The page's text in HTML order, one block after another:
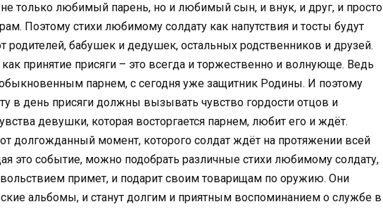
только любимый парень, но и любимый сын, и внук, и друг, и просто
Поэтому стихи любимому солдату как напутствия и тосты будут
родителей, бабушек и дедушек, остальных родственников и друзей.
принятие присяги – это всегда и торжественно и волнующе. Ведь
парнем, с сегодня уже защитник Родины. И поэтому
в день присяги должны вызывать чувство гордости отцов и
девушки, которая восторгается парнем, любит его и ждёт.
долгожданный момент, которого солдат ждёт на протяжении всей
это событие, можно подобрать различные стихи любимому солдату,
примет, и подарит своим товарищам по оружию. Они
альбомы, и станут долгим и приятным воспоминанием о службе в